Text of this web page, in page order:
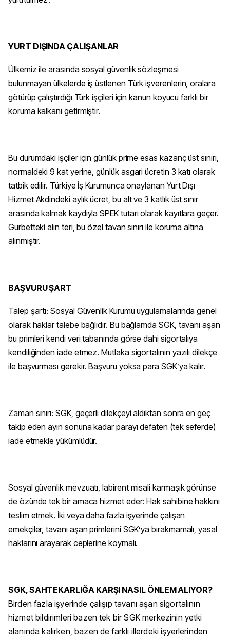
YURT DIŞINDA ÇALIŞANLAR
Ülkemiz ile arasında sosyal güvenlik sözleşmesi
bulunmayan ülkelerde iş üstlenen Türk işverenlerin, oralara
götürüp çalıştırdığı Türk işçileri için kanun koyucu farklı bir
koruma kalkanı getirmiştir.
Bu durumdaki işçiler için günlük prime esas kazanç üst sınırı,
normaldeki 9 kat yerine, günlük asgari ücretin 3 katı olarak
tatbik edilir. Türkiye İş Kurumunca onaylanan Yurt Dışı
Hizmet Akdindeki aylık ücret, bu alt ve 3 katlık üst sınır
arasında kalmak kaydıyla SPEK tutarı olarak kayıtlara geçer.
Gurbetteki alın teri, bu özel tavan sınırı ile koruma altına
alınmıştır.
BAŞVURU ŞART
Talep şartı: Sosyal Güvenlik Kurumu uygulamalarında genel
olarak haklar talebe bağlıdır. Bu bağlamda SGK, tavanı aşan
bu primleri kendi veri tabanında görse dahi sigortalıya
kendiliğinden iade etmez. Mutlaka sigortalının yazılı dilekçe
ile başvurması gerekir. Başvuru yoksa para SGK’ya kalır.
Zaman sınırı: SGK, geçerli dilekçeyi aldıktan sonra en geç
takip eden ayın sonuna kadar parayı defaten (tek seferde)
iade etmekle yükümlüdür.
Sosyal güvenlik mevzuatı, labirent misali karmaşık görünse
de özünde tek bir amaca hizmet eder: Hak sahibine hakkını
teslim etmek. İki veya daha fazla işyerinde çalışan
emekçiler, tavanı aşan primlerini SGK’ya bırakmamalı, yasal
haklarını arayarak ceplerine koymalı.
SGK, SAHTEKARLIĞA KARŞI NASIL ÖNLEM ALIYOR?
Birden fazla işyerinde çalışıp tavanı aşan sigortalının
hizmet bildirimleri bazen tek bir SGK merkezinin yetki
alanında kalırken, bazen de farklı illerdeki işyerlerinden